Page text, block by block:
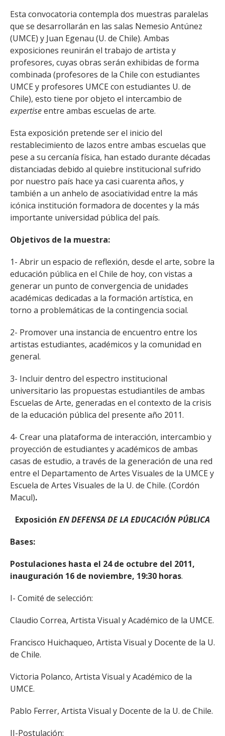
Esta convocatoria contempla dos muestras paralelas
que se desarrollarán en las salas Nemesio Antúnez
(UMCE) y Juan Egenau (U. de Chile). Ambas
exposiciones reunirán el trabajo de artista y
profesores, cuyas obras serán exhibidas de forma
combinada (profesores de la Chile con estudiantes
UMCE y profesores UMCE con estudiantes U. de
Chile), esto tiene por objeto el intercambio de
expertiseentre ambas escuelas de arte.
Esta exposición pretende ser el inicio del
restablecimiento de lazos entre ambas escuelas que
pese a su cercanía física, han estado durante décadas
distanciadas debido al quiebre institucional sufrido
por nuestro país hace ya casi cuarenta años, y
también a un anhelo de asociatividad entre la más
icónica institución formadora de docentes y la más
importante universidad pública del país.
Objetivos de la muestra:
1- Abrir un espacio de reflexión, desde el arte, sobre la
educación pública en el Chile de hoy, con vistas a
generar un punto de convergencia de unidades
académicas dedicadas a la formación artística, en
torno a problemáticas de la contingencia social.
2- Promover una instancia de encuentro entre los
artistas estudiantes, académicos y la comunidad en
general.
3- Incluir dentro del espectro institucional
universitario las propuestas estudiantiles de ambas
Escuelas de Arte, generadas en el contexto de la crisis
de la educación pública del presente año 2011.
4- Crear una plataforma de interacción, intercambio y
proyección de estudiantes y académicos de ambas
casas de estudio, a través de la generación de una red
entre el Departamento de Artes Visuales de la UMCE y
Escuela de Artes Visuales de la U. de Chile. (Cordón
Macul).
Exposición EN DEFENSA DE LA EDUCACIÓN PÚBLICA
Bases:
Postulaciones hasta el 24 de octubre del 2011,
inauguración 16 de noviembre, 19:30 horas.
I- Comité de selección:
Claudio Correa, Artista Visual y Académico de la UMCE.
Francisco Huichaqueo, Artista Visual y Docente de la U.
de Chile.
Victoria Polanco, Artista Visual y Académico de la
UMCE.
Pablo Ferrer, Artista Visual y Docente de la U. de Chile.
II-Postulación: